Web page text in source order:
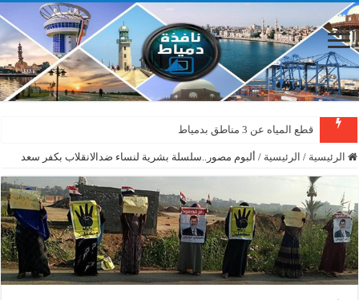
قطع المياه عن 3 مناطق بدمياط
الرئيسية / الرئيسية / ألبوم مصور..سلسلة بشرية لنساء ضدالانقلاب بكفر سعد